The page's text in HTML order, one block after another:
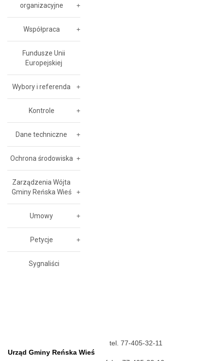
organizacyjne
Współpraca
Fundusze Unii
Europejskiej
Wybory i referenda
Kontrole
Dane techniczne
Ochrona środowiska
Zarządzenia Wójta
Gminy Reńska Wieś
Umowy
Petycje
Sygnaliści
Urząd Gminy Reńska Wieś
tel. 77-405-32-11